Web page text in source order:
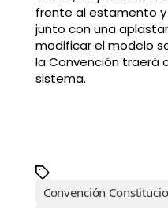
frente al estamento y
junto con una
modificar el modelo
la Convención traerá
sistema.
Convención